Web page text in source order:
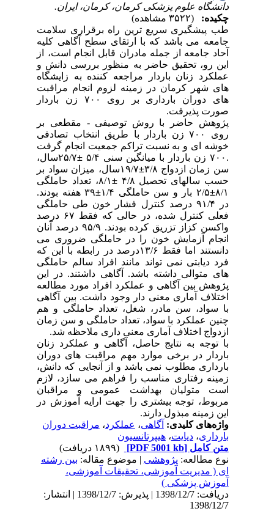
دانشگاه علوم پزشکی کرمان، کرمان، ایران.
چکیده:
طب پیشگیری سریع ترین راه برقراری سلامت
جامعه می باشد که با ارتقای سطح آگاهی کلیه
آحاد جامعه از جمله مادران قابل انجام است، از
این رو، تحقیق حاضر به منظور بررسی دانش و
عملکرد زنان باردار مراجعه کننده به زایشگاه
های شهر کرمان در زمینه لزوم انجام مراقبت
های دوران بارداری بر روی ۷۰۰ زن باردار
صورت پذیرفت.
پژوهش حاضر با روش توصیفی - مقطعی بر
روی ۷۰۰ زن باردار با طریق انتخاب تصادفی
خوشه ای و به نسبت تراکم جمعیت انجام گرفت
±
۲۵/۷سال،
سن زمان ازدواج ۳/۸
±
۱۹/۷سال، میزان سواد بر
حسب سالهای تحصیل ۴/۸
±
۸/۱، تعداد حاملگی
۸/۱±۲/۵ بار و سن حاملگی ۱/۴ ±
۳۹ هفته بودند.
در ۹۱/۴ درصد کنترل فشار خون طی حاملگی
فعلی کنترل شده، در حالی که فقط ۶۷ درصد
واکسن کزاز تزریق کرده بودند. ۹۵/۹ درصد آنان
انجام آزمایش خون را در حاملگی ضروری می
دانستند اما فقط ۱۳/۶درصد در رابطه با این که
فرد دیابتی نمی تواند مانند افراد سالم حاملگی
های متوالی داشته باشد. آگاهی داشتند. در این
پژوهش بین آگاهی و عملکرد افراد مورد مطالعه
اختلاف آماری معنی دار وجود داشت. بین آگاهی
با سواد، سن مادر، شغل، تعداد حاملگی و هم
چنین عملکرد با سواد، تعداد حاملگی و سن زمان
ازدواج اختلاف آماری معنی داری ملاحظه شد.
با توجه به نتایج حاصل، آگاهی و عملکرد زنان
باردار در برخی موارد مهم مراقبت های دوران
بارداری مطلوب نمی باشد و از آنجایی که دانش،
زمینه رفتاری مناسب را فراهم می سازد، لازم
است متولیان بهداشت عمومی و مراقبان
مربوط، توجه بیشتری را جهت ارایه آموزش در
این زمینه مبذول دارند.
واژه‌های کلیدی:آگاهی،عملکرد ،مراقبت دوران
بارداری،دیایت،هیپرتانسیون
متن کامل[PDF 5001 kb]
نوع مطالعه:پژوهشی| موضوع مقاله:بین رشته
ای ( مدیریت آموزشی، تحقیقات آموزشی،
آموزش پزشکی )
دریافت: 1398/12/7 | پذیرش: 1398/12/7 | انتشار:
1398/12/7